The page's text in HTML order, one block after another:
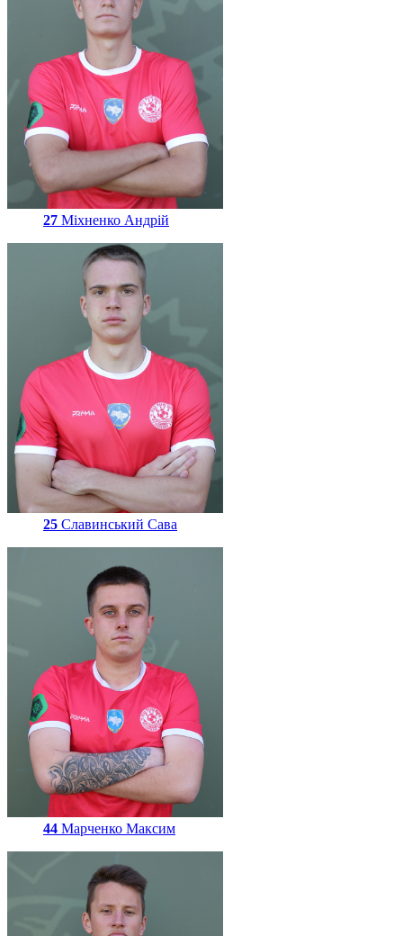
27 Міхненко Андрій
25 Славинський Сава
44 Марченко Максим